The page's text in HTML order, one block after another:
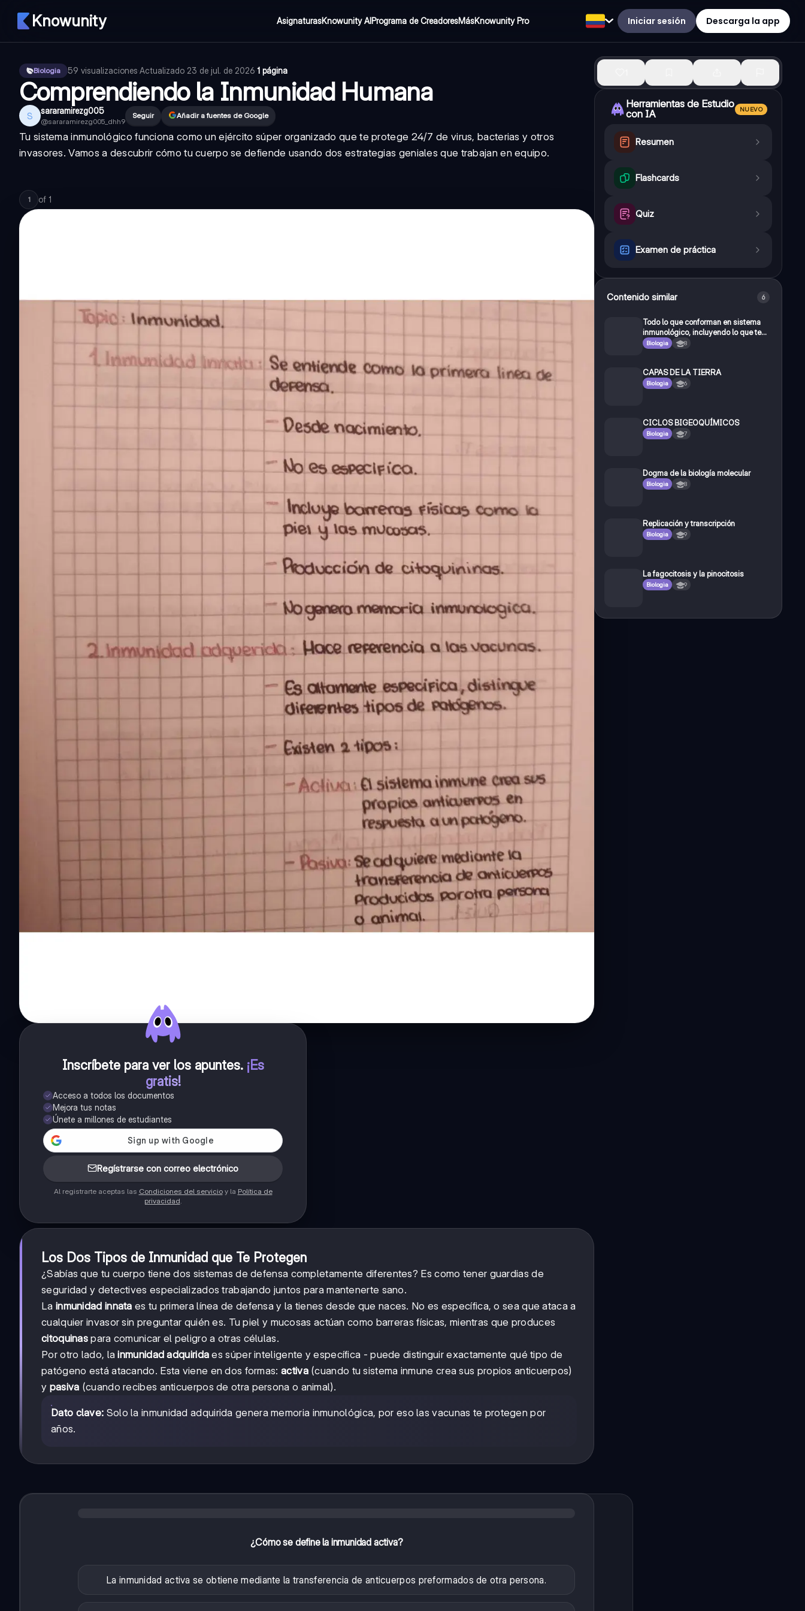
Knowunity AsignaturasKnowunity AIPrograma de CreadoresMásKnowunity Pro Iniciar sesión Descarga la app
Biologia 59 visualizaciones·Actualizado 23 de jul. de 2026·1 página
Comprendiendo la Inmunidad Humana
S sararamirezg005
@sararamirezg005_dhh9
Seguir Añadir a fuentes de Google
Tu sistema inmunológico funciona como un ejército súper organizado que te protege 24/7 de virus, bacterias y otros
invasores. Vamos a descubrir cómo tu cuerpo se defiende usando dos estrategias geniales que trabajan en equipo.
1 of 1
Inscríbete para ver los apuntes. ¡Es
gratis!
Acceso a todos los documentos
Mejora tus notas
Únete a millones de estudiantes
Regístrarse con correo electrónico
Al registrarte aceptas las Condiciones del servicioy la Política de
privacidad.
Los Dos Tipos de Inmunidad que Te Protegen
¿Sabías que tu cuerpo tiene dos sistemas de defensa completamente diferentes? Es como tener guardias de
seguridad y detectives especializados trabajando juntos para mantenerte sano.
La inmunidad innata es tu primera línea de defensa y la tienes desde que naces. No es específica, o sea que ataca a
cualquier invasor sin preguntar quién es. Tu piel y mucosas actúan como barreras físicas, mientras que produces
citoquinas para comunicar el peligro a otras células.
Por otro lado, lainmunidad adquirida es súper inteligente y específica - puede distinguir exactamente qué tipo de
patógeno está atacando. Esta viene en dos formas: activa(cuando tu sistema inmune crea sus propios anticuerpos)
y pasiva (cuando recibes anticuerpos de otra persona o animal).
Dato clave: Solo la inmunidad adquirida genera memoria inmunológica, por eso las vacunas te protegen por
años.
¿Cómo se define la inmunidad activa?
La inmunidad activa se obtiene mediante la transferencia de anticuerpos preformados de otra persona.
Herramientas de Estudio
con IA
NUEVO
Resumen
Flashcards
Quiz
Examen de práctica
Contenido similar 6
Todo lo que conforman en sistema
inmunológico, incluyendo lo que te
escanneé
Biologia 8
CAPAS DE LA TIERRA
Biologia 6
CICLOS BIGEOQUÍMICOS
Biologia 7
Dogma de la biología molecular
Biologia 8
Replicación y transcripción
Biologia 9
La fagocitosis y la pinocitosis
Biologia 9